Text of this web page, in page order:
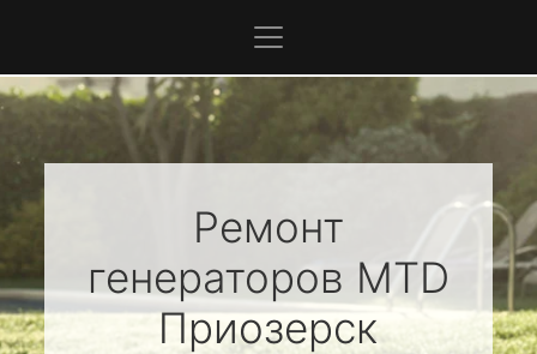
Ремонт
генераторов MTD
Приозерск